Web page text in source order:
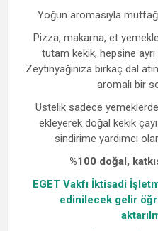
Yoğun aromasıyla
Pizza, makarna, et
tutam kekik, hepsine
Zeytinyağınıza birkaç dal
aromalı bir
Üstelik sadece
ekleyerek doğal kekik
sindirime yardımcı
%100 doğal,
EGET Vakfı İktisadi
edinilecek gelir